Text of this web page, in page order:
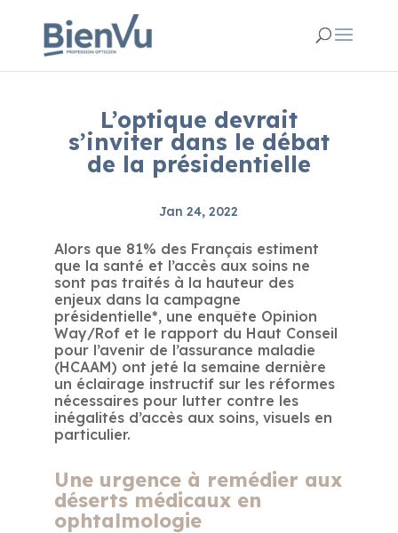
L’optique devrait
s’inviter dans le débat
de la présidentielle
Jan 24, 2022
Alors que 81% des Français estiment
que la santé et l’accès aux soins ne
sont pas traités à la hauteur des
enjeux dans la campagne
présidentielle*, une enquête Opinion
Way/Rof et le rapport du Haut Conseil
pour l’avenir de l’assurance maladie
(HCAAM) ont jeté la semaine dernière
un éclairage instructif sur les réformes
nécessaires pour lutter contre les
inégalités d’accès aux soins, visuels en
particulier.
Une urgence à remédier aux
déserts médicaux en
ophtalmologie